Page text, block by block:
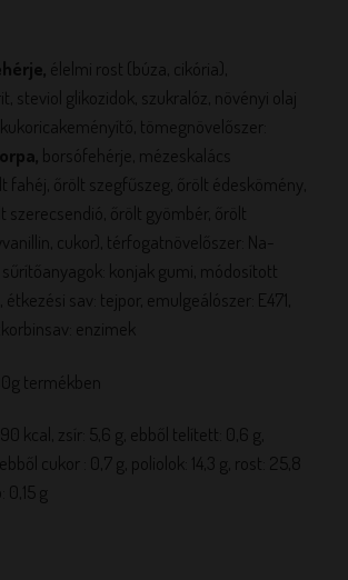
élelmi rost (búza, cikória),
steviol glikozidok, szukralóz, növényi olaj
tömegnövelőszer:
borsófehérje, mézeskalács
fahéj, őrölt szegfűszeg, őrölt édeskömény,
szerecsendió, őrölt gyömbér, őrölt
cukor), térfogatnövelőszer: Na-
konjak gumi, módosított
sav: tejpor, emulgeálószer: E471,
enzimek
termékben
kcal, zsír: 5,6 g, ebből telített: 0,6 g,
cukor : 0,7 g, poliolok: 14,3 g, rost: 25,8
0,15 g